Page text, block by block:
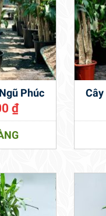
Phúc
₫